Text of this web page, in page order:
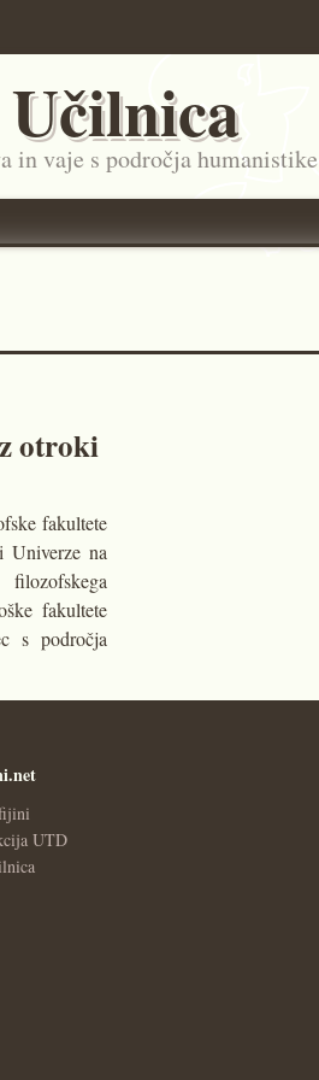
Učilnica
in vaje s področja humanistike
otroki
fakultete
Univerze na
fakultete
s področja
UTD